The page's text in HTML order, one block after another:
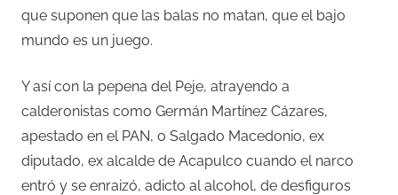
que suponen que las balas no matan, que el bajo
mundo es un juego.
Y así con la pepena del Peje, atrayendo a
calderonistas como Germán Martínez Cázares,
apestado en el PAN, o Salgado Macedonio, ex
diputado, ex alcalde de Acapulco cuando el narco
entró y se enraizó, adicto al alcohol, de desfiguros